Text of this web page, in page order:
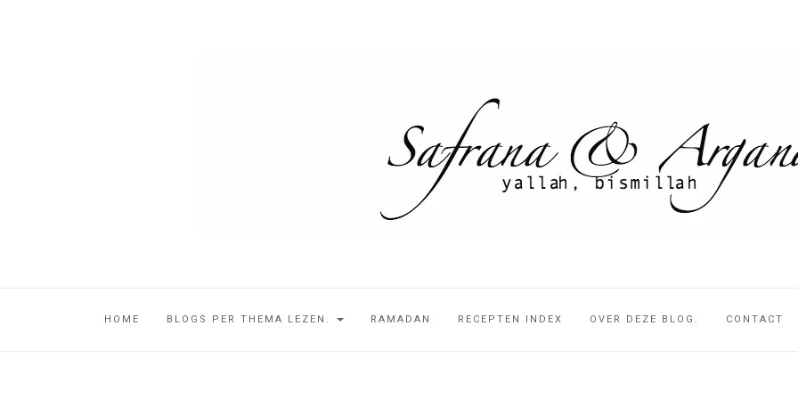
HOME BLOGS PER THEMA LEZEN. RAMADAN RECEPTEN INDEX OVER DEZE BLOG. CONTACT